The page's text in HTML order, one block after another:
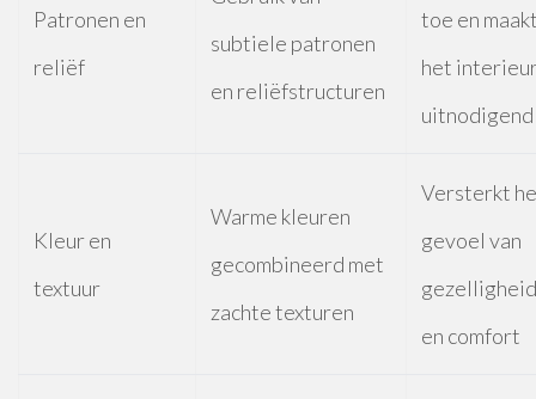
Patronen en
reliëf
subtiele patronen
en reliëfstructuren
toe en
het
uitnodigend
Kleur en
textuur
Warme kleuren
gecombineerd met
zachte texturen
Versterkt
gevoel van
gezelligheid
en comfort